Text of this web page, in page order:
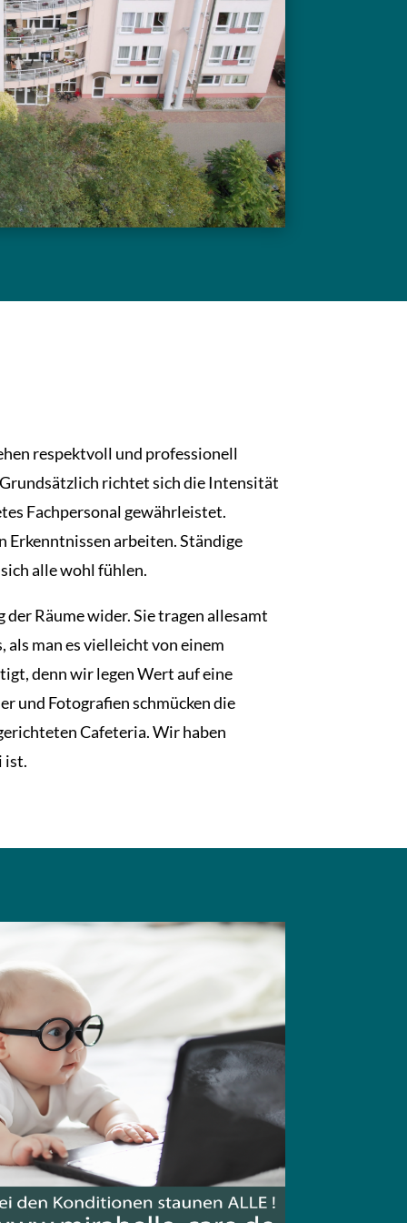
respektvoll und professionell
richtet sich die Intensität
Fachpersonal gewährleistet.
Erkenntnissen arbeiten. Ständige
alle wohl fühlen.
Räume wider. Sie tragen allesamt
als man es vielleicht von einem
denn wir legen Wert auf eine
und Fotografien schmücken die
Cafeteria. Wir haben
ist.